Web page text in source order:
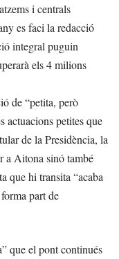
i centrals
es faci la redacció
integral puguin
els 4 milions
de “petita, però
actuacions petites que
de la Presidència, la
a Aitona sinó també
que hi transita “acaba
part de
que el pont continués